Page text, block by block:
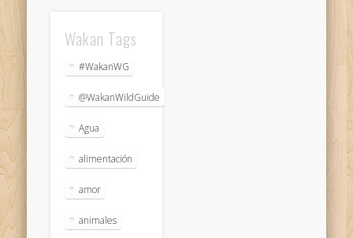
Wakan Tags
#WakanWG
@WakanWildGuide
Agua
alimentación
amor
animales